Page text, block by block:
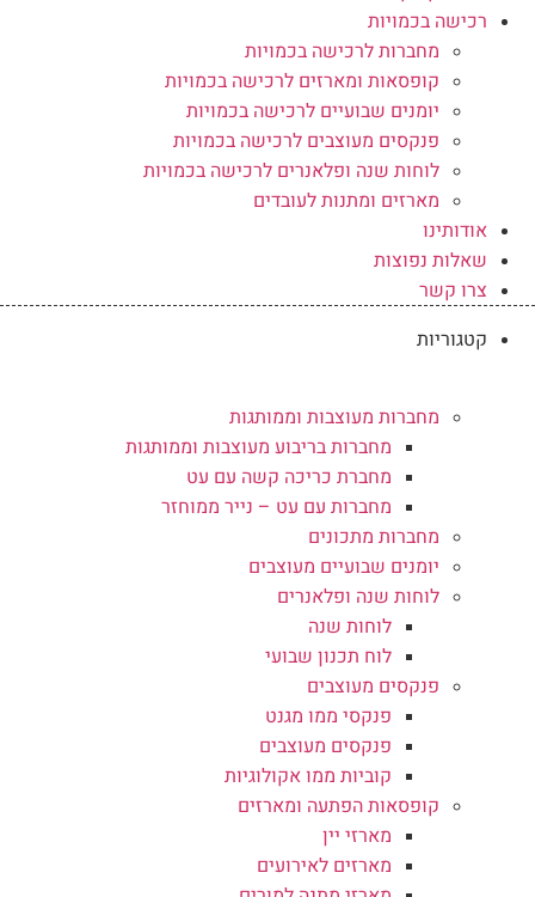
רכישה בכמויות
מחברות לרכישה בכמויות
קופסאות ומארזים לרכישה בכמויות
יומנים שבועיים לרכישה בכמויות
פנקסים מעוצבים לרכישה בכמויות
לוחות שנה ופלאנרים לרכישה בכמויות
מארזים ומתנות לעובדים
אודותינו
שאלות נפוצות
צרו קשר
קטגוריות
מחברות מעוצבות וממותגות
מחברות בריבוע מעוצבות וממותגות
מחברת כריכה קשה עם עט
מחברות עם עט – נייר ממוחזר
מחברות מתכונים
יומנים שבועיים מעוצבים
לוחות שנה ופלאנרים
לוחות שנה
לוח תכנון שבועי
פנקסים מעוצבים
פנקסי ממו מגנט
פנקסים מעוצבים
קוביות ממו אקולוגיות
קופסאות הפתעה ומארזים
מארזי יין
מארזים לאירועים